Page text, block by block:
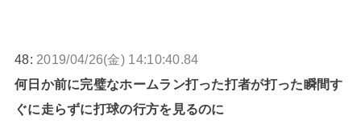
48: 2019/04/26(金) 14:10:40.84
何日か前に完璧なホームラン打った打者が打った瞬間す
ぐに走らずに打球の行方を見るのに